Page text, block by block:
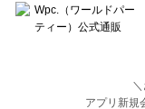
アプリ新規